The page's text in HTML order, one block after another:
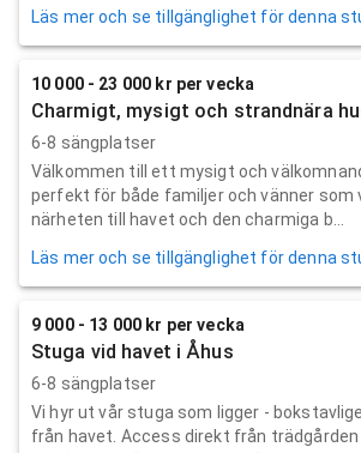
Läs mer och se tillgänglighet för denna
10 000 - 23 000 kr per vecka
Charmigt, mysigt och strandnära
6-8 sängplatser
Välkommen till ett mysigt och
perfekt för både familjer och vänner som
närheten till havet och den charmiga b...
Läs mer och se tillgänglighet för denna
9 000 - 13 000 kr per vecka
Stuga vid havet i Åhus
6-8 sängplatser
Vi hyr ut vår stuga som ligger -
från havet. Access direkt från trädgården